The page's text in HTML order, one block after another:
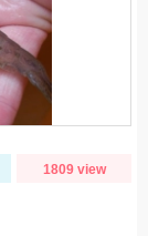
1809 view